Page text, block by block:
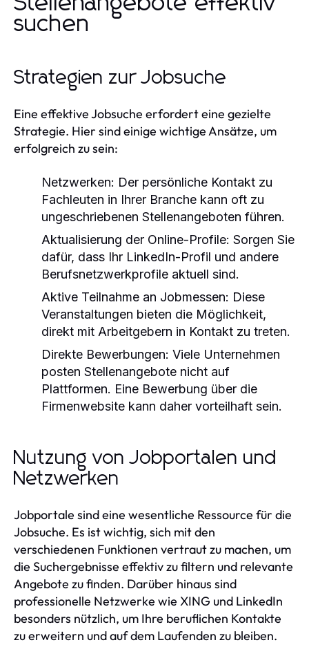
suchen
Strategien zur Jobsuche
Eine effektive Jobsuche erfordert eine gezielte
Strategie. Hier sind einige wichtige Ansätze, um
erfolgreich zu sein:
Netzwerken: Der persönliche Kontakt zu
Fachleuten in Ihrer Branche kann oft zu
ungeschriebenen Stellenangeboten führen.
Aktualisierung der Online-Profile: Sorgen Sie
dafür, dass Ihr LinkedIn-Profil und andere
Berufsnetzwerkprofile aktuell sind.
Aktive Teilnahme an Jobmessen: Diese
Veranstaltungen bieten die Möglichkeit,
direkt mit Arbeitgebern in Kontakt zu treten.
Direkte Bewerbungen: Viele Unternehmen
posten Stellenangebote nicht auf
Plattformen. Eine Bewerbung über die
Firmenwebsite kann daher vorteilhaft sein.
Nutzung von Jobportalen und
Netzwerken
Jobportale sind eine wesentliche Ressource für die
Jobsuche. Es ist wichtig, sich mit den
verschiedenen Funktionen vertraut zu machen, um
die Suchergebnisse effektiv zu filtern und relevante
Angebote zu finden. Darüber hinaus sind
professionelle Netzwerke wie XING und LinkedIn
besonders nützlich, um Ihre beruflichen Kontakte
zu erweitern und auf dem Laufenden zu bleiben.